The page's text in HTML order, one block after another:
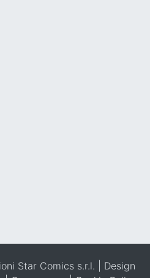
Star Comics s.r.l. | Design